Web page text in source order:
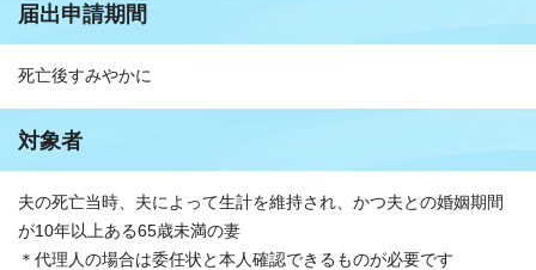
届出申請期間
死亡後すみやかに
対象者
夫の死亡当時、夫によって生計を維持され、かつ夫との婚姻期間
が10年以上ある65歳未満の妻
＊代理人の場合は委任状と本人確認できるものが必要です